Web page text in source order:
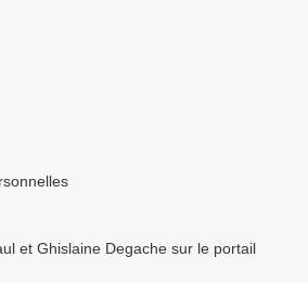
et Ghislaine Degache sur le portail